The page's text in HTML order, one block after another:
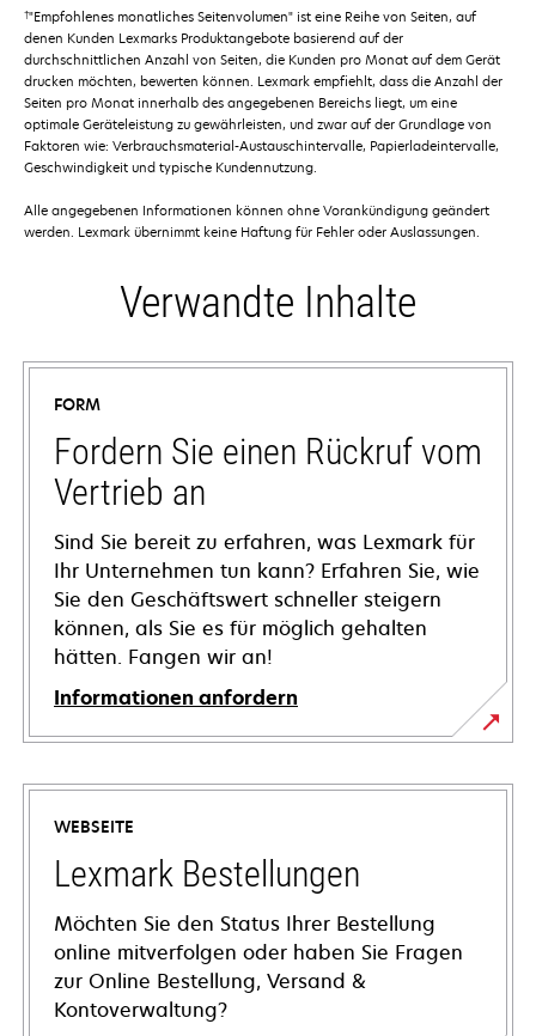
†"Empfohlenes monatliches Seitenvolumen" ist eine Reihe von Seiten, auf
denen Kunden Lexmarks Produktangebote basierend auf der
durchschnittlichen Anzahl von Seiten, die Kunden pro Monat auf dem Gerät
drucken möchten, bewerten können. Lexmark empfiehlt, dass die Anzahl der
Seiten pro Monat innerhalb des angegebenen Bereichs liegt, um eine
optimale Geräteleistung zu gewährleisten, und zwar auf der Grundlage von
Faktoren wie: Verbrauchsmaterial-Austauschintervalle, Papierladeintervalle,
Geschwindigkeit und typische Kundennutzung.
Alle angegebenen Informationen können ohne Vorankündigung geändert
werden. Lexmark übernimmt keine Haftung für Fehler oder Auslassungen.
Verwandte Inhalte
FORM
Fordern Sie einen Rückruf vom
Vertrieb an
Sind Sie bereit zu erfahren, was Lexmark für
Ihr Unternehmen tun kann? Erfahren Sie, wie
Sie den Geschäftswert schneller steigern
können, als Sie es für möglich gehalten
hätten. Fangen wir an!
Informationen anfordern
WEBSEITE
Lexmark Bestellungen
Möchten Sie den Status Ihrer Bestellung
online mitverfolgen oder haben Sie Fragen
zur Online Bestellung, Versand &
Kontoverwaltung?